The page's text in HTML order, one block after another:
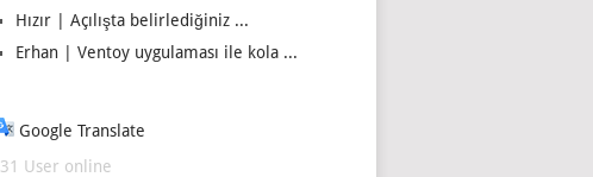
Hızır | Açılışta belirlediğiniz ...
Erhan | Ventoy uygulaması ile kola ...
Google Translate
31 User online